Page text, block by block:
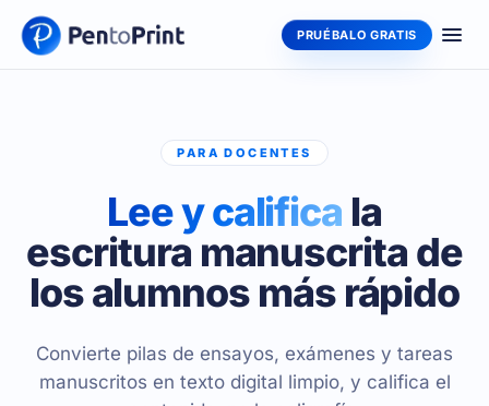
PRUÉBALO GRATIS
PARA DOCENTES
Lee y califica la
escritura manuscrita de
los alumnos más rápido
Convierte pilas de ensayos, exámenes y tareas
manuscritos en texto digital limpio, y califica el